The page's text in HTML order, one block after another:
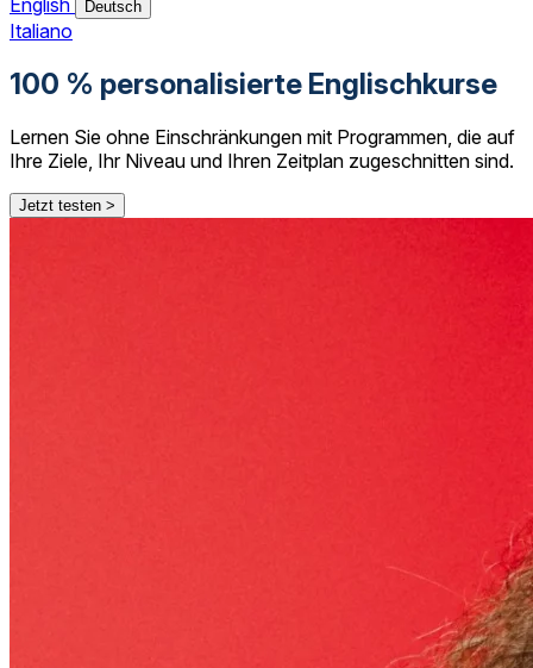
Deutsch
Italiano
100 % personalisierte Englischkurse
Lernen Sie ohne Einschränkungen mit Programmen, die auf
Ihre Ziele, Ihr Niveau und Ihren Zeitplan zugeschnitten sind.
Jetzt testen >